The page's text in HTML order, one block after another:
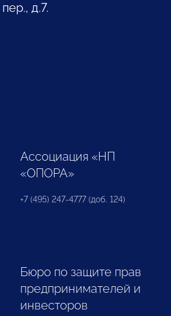
д.7.
Ассоциация «НП
«ОПОРА»
+7 (495) 247-4777 (доб. 124)
Бюро по защите прав
предпринимателей и
инвесторов